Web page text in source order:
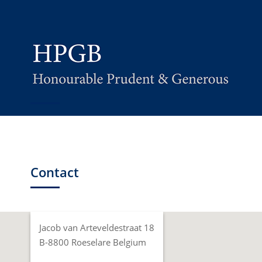
Contact
Jacob van Arteveldestraat 18
B-8800 Roeselare Belgium